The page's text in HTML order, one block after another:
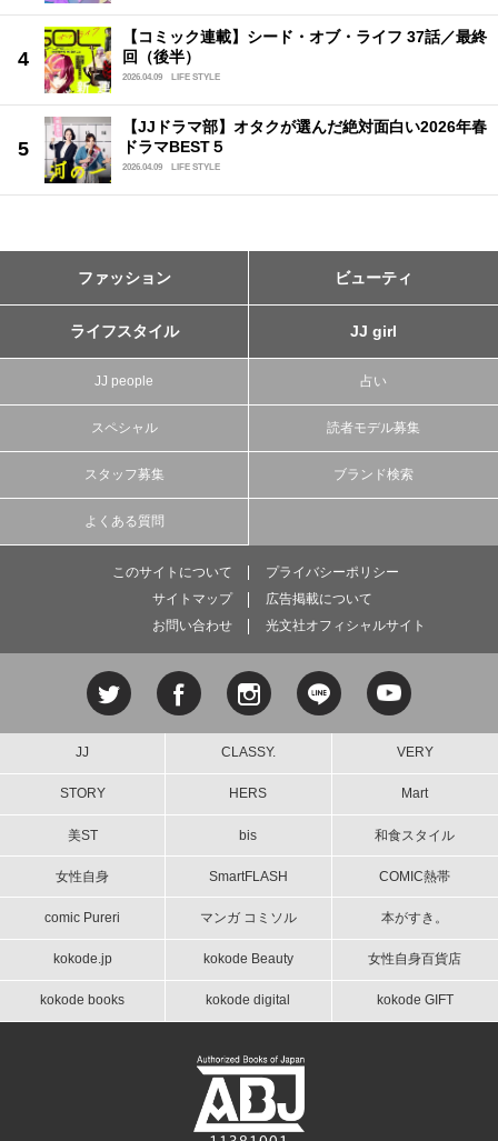
【コミック連載】シード・オブ・ライフ 37話／最終
回（後半）
2026.04.09 LIFE STYLE
【JJドラマ部】オタクが選んだ絶対面白い2026年春
ドラマBEST５
2026.04.09 LIFE STYLE
ファッション ビューティ
ライフスタイル JJ girl
JJ people 占い
スペシャル 読者モデル募集
スタッフ募集 ブランド検索
よくある質問
このサイトについて
プライバシーポリシー
サイトマップ
広告掲載について
お問い合わせ
光文社オフィシャルサイト
JJ CLASSY. VERY
STORY HERS Mart
美ST bis 和食スタイル
女性自身 SmartFLASH COMIC熱帯
comic Pureri マンガ コミソル 本がすき。
kokode.jp kokode Beauty 女性自身百貨店
kokode books kokode digital kokode GIFT